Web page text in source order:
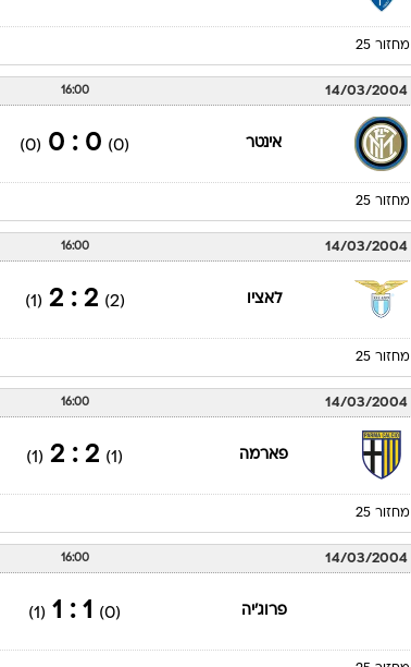
מחזור 25
14/03/2004
16:00
אינטר (0)
0 : 0
(0)
מחזור 25
14/03/2004
16:00
לאציו (2)
2 : 2
(1)
מחזור 25
14/03/2004
16:00
פארמה (1)
2 : 2
(1)
מחזור 25
14/03/2004
16:00
פרוג'יה (0)
1 : 1
(1)